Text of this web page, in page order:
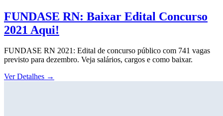
FUNDASE RN: Baixar Edital Concurso
2021 Aqui!
FUNDASE RN 2021: Edital de concurso público com 741 vagas
previsto para dezembro. Veja salários, cargos e como baixar.
Ver Detalhes →